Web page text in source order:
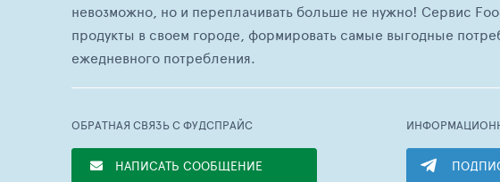
невозможно, но и переплачивать больше не нужно! Сервис
продукты в своем городе, формировать самые выгодные
ежедневного потребления.
ОБРАТНАЯ СВЯЗЬ С ФУДСПРАЙС
НАПИСАТЬ СООБЩЕНИЕ